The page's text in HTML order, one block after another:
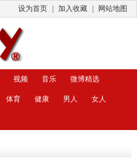
设为首页 加入收藏 网站地图
视频 音乐 微博精选
体育 健康 男人 女人